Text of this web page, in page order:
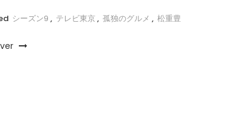
シーズン9 , テレビ東京, 孤独のグルメ , 松重豊